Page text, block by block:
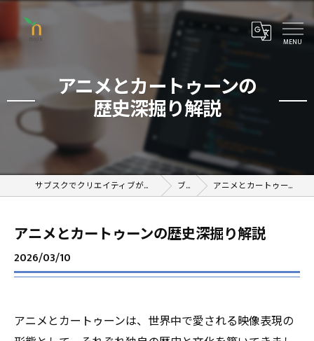
アニメとカートゥーンの
歴史深掘り解説
サブスクでクリエイティブが学べるオンラインスクール ブログ アニメとカートゥーンの歴史深掘り解説
アニメとカートゥーンの歴史深掘り解説
2026/03/10
アニメとカートゥーンは、世界中で愛される映像表現の